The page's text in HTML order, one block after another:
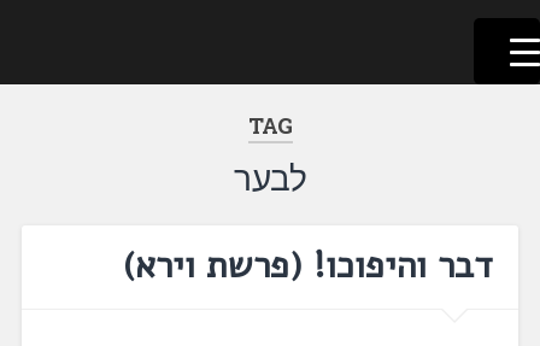
דלג
לתוכן
לשוניאדה
עברית. לשון. שפה
TAG
לבער
דבר והיפוכו! (פרשת וירא)